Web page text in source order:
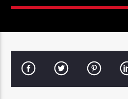
RAPAZIADA VAMOS DANÇAR